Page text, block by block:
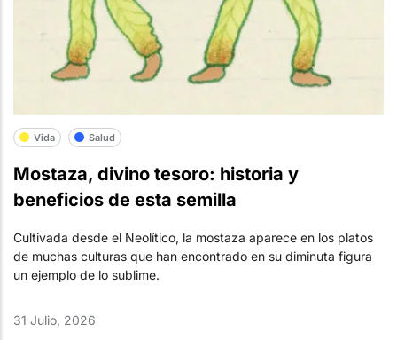
Vida Salud
Mostaza, divino tesoro: historia y
beneficios de esta semilla
Cultivada desde el Neolítico, la mostaza aparece en los platos
de muchas culturas que han encontrado en su diminuta figura
un ejemplo de lo sublime.
31 Julio, 2026